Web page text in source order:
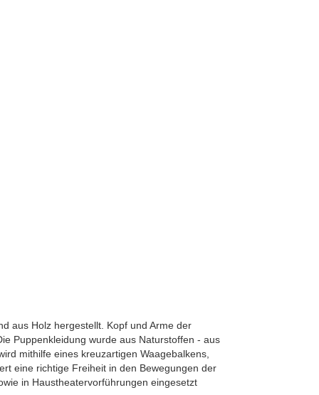
aus Holz hergestellt. Kopf und Arme der
Puppenkleidung wurde aus Naturstoffen - aus
mithilfe eines kreuzartigen Waagebalkens,
eine richtige Freiheit in den Bewegungen der
in Haustheatervorführungen eingesetzt